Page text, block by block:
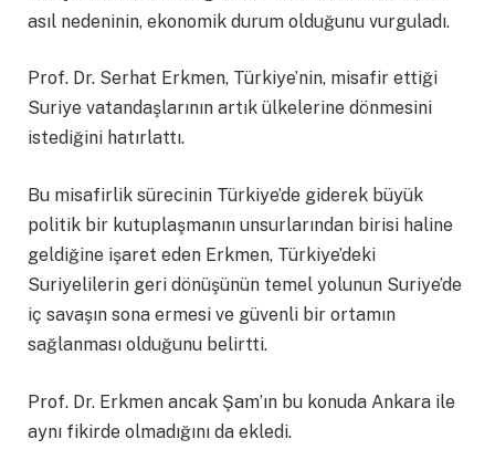
asıl nedeninin, ekonomik durum olduğunu vurguladı.
Prof. Dr. Serhat Erkmen, Türkiye’nin, misafir ettiği
Suriye vatandaşlarının artık ülkelerine dönmesini
istediğini hatırlattı.
Bu misafirlik sürecinin Türkiye’de giderek büyük
politik bir kutuplaşmanın unsurlarından birisi haline
geldiğine işaret eden Erkmen, Türkiye’deki
Suriyelilerin geri dönüşünün temel yolunun Suriye’de
iç savaşın sona ermesi ve güvenli bir ortamın
sağlanması olduğunu belirtti.
Prof. Dr. Erkmen ancak Şam’ın bu konuda Ankara ile
aynı fikirde olmadığını da ekledi.